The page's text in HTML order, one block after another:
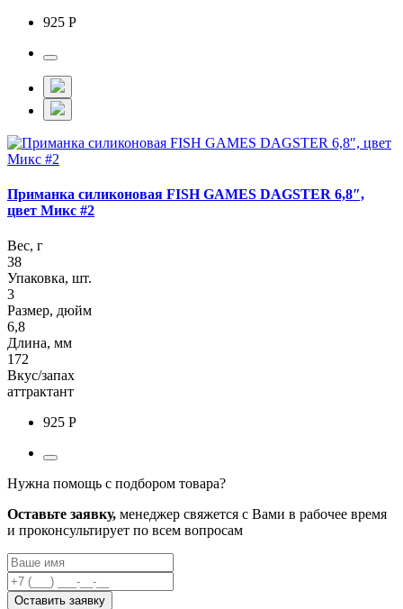
925 Р
Приманка силиконовая FISH GAMES DAGSTER 6,8″,
цвет Микс #2
Вес, г
38
Упаковка, шт.
3
Размер, дюйм
6,8
Длина, мм
172
Вкус/запах
аттрактант
925 Р
Нужна помощь с подбором товара?
Оставьте заявку, менеджер свяжется с Вами в рабочее время
и проконсультирует по всем вопросам
Оставить заявку